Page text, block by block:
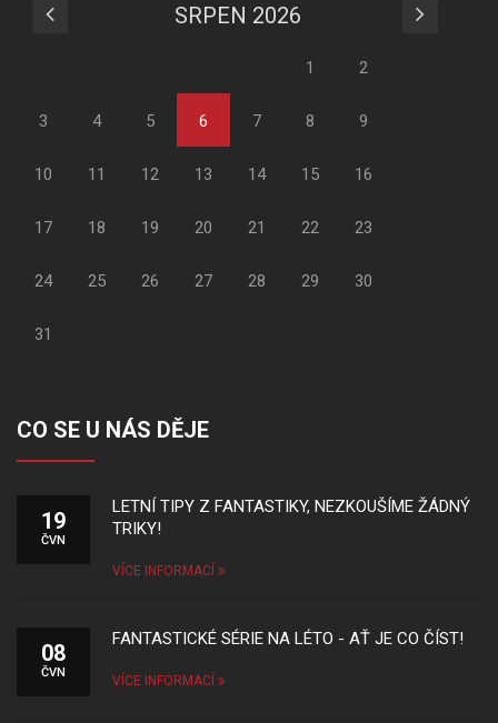
SRPEN 2026
1 2
3 4 5 6 7 8 9
10 11 12 13 14 15 16
17 18 19 20 21 22 23
24 25 26 27 28 29 30
31
CO SE U NÁS DĚJE
19
ČVN
LETNÍ TIPY Z FANTASTIKY, NEZKOUŠÍME ŽÁDNÝ
TRIKY!
VÍCE INFORMACÍ
08
ČVN
FANTASTICKÉ SÉRIE NA LÉTO - AŤ JE CO ČÍST!
VÍCE INFORMACÍ